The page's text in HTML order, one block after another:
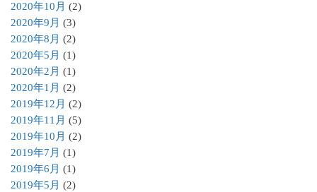
2020年10月 (2)
2020年9月 (3)
2020年8月 (2)
2020年5月 (1)
2020年2月 (1)
2020年1月 (2)
2019年12月 (2)
2019年11月 (5)
2019年10月 (2)
2019年7月 (1)
2019年6月 (1)
2019年5月 (2)